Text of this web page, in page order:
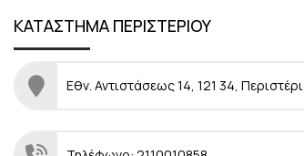
ΚΑΤΑΣΤΗΜΑ ΠΕΡΙΣΤΕΡΙΟΥ
Εθν. Αντιστάσεως 14, 121 34, Περιστέρι